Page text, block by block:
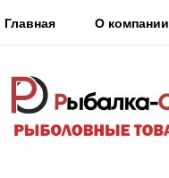
Главная О компании